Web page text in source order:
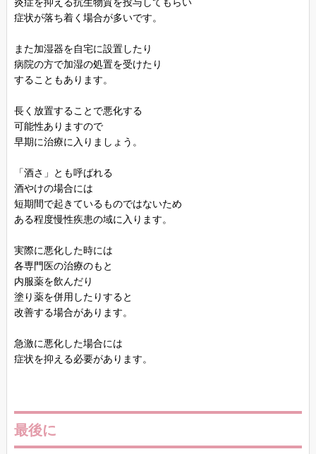
炎症を抑える抗生物質を投与してもらい
症状が落ち着く場合が多いです。
また加湿器を自宅に設置したり
病院の方で加湿の処置を受けたり
することもあります。
長く放置することで悪化する
可能性ありますので
早期に治療に入りましょう。
「酒さ」とも呼ばれる
酒やけの場合には
短期間で起きているものではないため
ある程度慢性疾患の域に入ります。
実際に悪化した時には
各専門医の治療のもと
内服薬を飲んだり
塗り薬を併用したりすると
改善する場合があります。
急激に悪化した場合には
症状を抑える必要があります。
最後に